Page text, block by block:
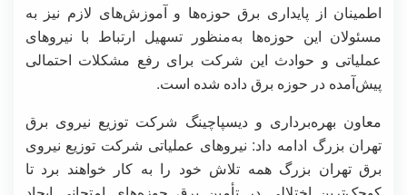
اطمینان از پایداری برق حوزه‌ها و آموزش‌های لازم نیز به
مسئولان این حوزه‌ها به‌منظور تسهیل ارتباط با نیروهای
عملیاتی و حوادث این شرکت برای رفع مشکلات احتمالی
پیش‌آمده در حوزه برق داده شده است.
معاون بهره‌برداری و دیسپاچینگ شرکت توزیع نیروی برق
تهران بزرگ ادامه داد: نیروهای عملیاتی شرکت توزیع نیروی
برق تهران بزرگ همه تلاش خود را به کار خواهند برد تا